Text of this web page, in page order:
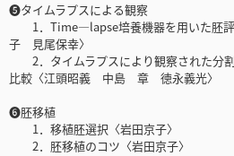
❺タイムラプスによる観察
1．Time—lapse培養機器を用いた胚評
子 見尾保幸〉
2．タイムラプスにより観察された分
比較〈江頭昭義 中島 章 徳永義光〉
❻胚移植
1．移植胚選択〈岩田京子〉
2．胚移植のコツ〈岩田京子〉